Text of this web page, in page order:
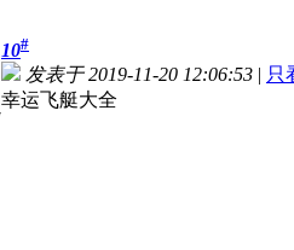
10#
发表于 2019-11-20 12:06:53 | 只
幸运飞艇大全